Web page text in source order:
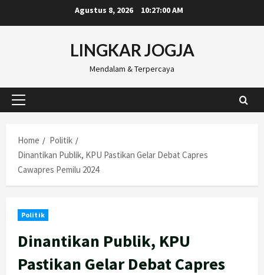
to
Agustus 8, 2026 10:27:01 AM
LINGKAR JOGJA
Mendalam & Terpercaya
Primary
Home
Politik
Dinantikan Publik, KPU Pastikan Gelar Debat Capres
Cawapres Pemilu 2024
Politik
Dinantikan Publik, KPU
Pastikan Gelar Debat Capres